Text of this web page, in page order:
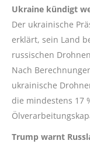
Ukraine kündigt
Der ukrainische
erklärt, sein Land
russischen
Nach
ukrainische
die mindestens 17
Trump warnt